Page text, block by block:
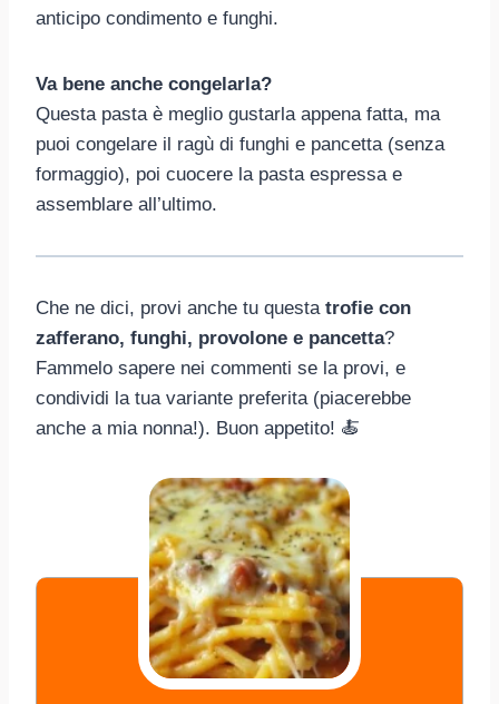
anticipo condimento e funghi.
Va bene anche congelarla?
Questa pasta è meglio gustarla appena fatta, ma
puoi congelare il ragù di funghi e pancetta (senza
formaggio), poi cuocere la pasta espressa e
assemblare all’ultimo.
Che ne dici, provi anche tu questa trofie con
zafferano, funghi, provolone e pancetta?
Fammelo sapere nei commenti se la provi, e
condividi la tua variante preferita (piacerebbe
anche a mia nonna!). Buon appetito! 🍝